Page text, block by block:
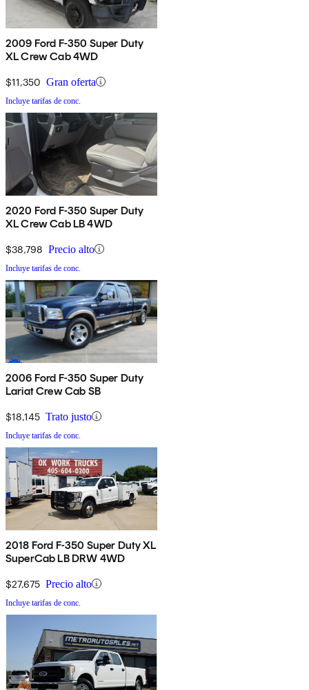
2009 Ford F-350 Super Duty
XL Crew Cab 4WD
$11,350 Gran oferta
Incluye tarifas de conc.
2020 Ford F-350 Super Duty
XL Crew Cab LB 4WD
$38,798 Precio alto
Incluye tarifas de conc.
2006 Ford F-350 Super Duty
Lariat Crew Cab SB
$18,145 Trato justo
Incluye tarifas de conc.
2018 Ford F-350 Super Duty XL
SuperCab LB DRW 4WD
$27,675 Precio alto
Incluye tarifas de conc.